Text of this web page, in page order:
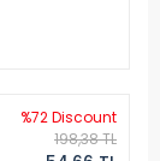
%72 Discount
198,38 TL